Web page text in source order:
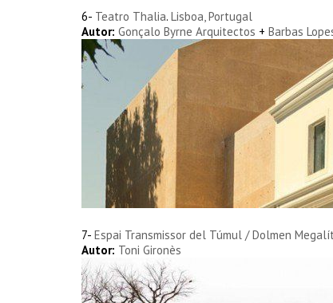
6- Teatro Thalia. Lisboa, Portugal
Autor: Gonçalo Byrne Arquitectos + Barbas
7- Espai Transmissor del Túmul / Dolmen
Autor: Toni Gironès